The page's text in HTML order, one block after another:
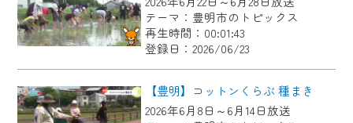
テーマ：豊明市のトピックス
再生時間：00:01:43
登録日：2026/06/23
【豊明】コットンくらぶ 種まき
2026年6月8日～6月14日放送
動画配信サービス『CCNet Web TV』は2024
年9月24日からリニューアルします！
【変更点】
◆デザイン変更により、お住まいの地域
の動画コンテンツが一目瞭然。